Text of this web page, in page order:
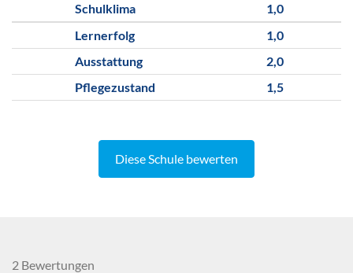
Schulklima
1,0
Lernerfolg
1,0
Ausstattung
2,0
Pflegezustand
1,5
Diese Schule bewerten
2 Bewertungen